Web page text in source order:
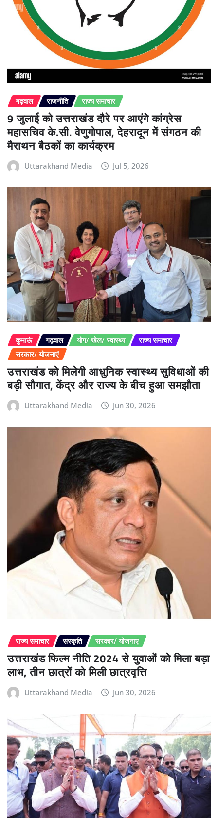
गढ़वाल राजनीति राज्य समाचार
9 जुलाई को उत्तराखंड दौरे पर आएंगे कांग्रेस
महासचिव के.सी. वेणुगोपाल, देहरादून में संगठन की
मैराथन बैठकों का कार्यक्रम
Uttarakhand Media Jul 5, 2026
कुमाऊं गढ़वाल योग/ खेल/ स्वास्थ्य
राज्य समाचार
सरकार/ योजनाएं
उत्तराखंड को मिलेगी आधुनिक स्वास्थ्य सुविधाओं की
बड़ी सौगात, केंद्र और राज्य के बीच हुआ समझौता
Uttarakhand Media Jun 30, 2026
राज्य समाचार संस्कृति सरकार/ योजनाएं
उत्तराखंड फिल्म नीति 2024 से युवाओं को मिला बड़ा
लाभ, तीन छात्रों को मिली छात्रवृत्ति
Uttarakhand Media Jun 30, 2026